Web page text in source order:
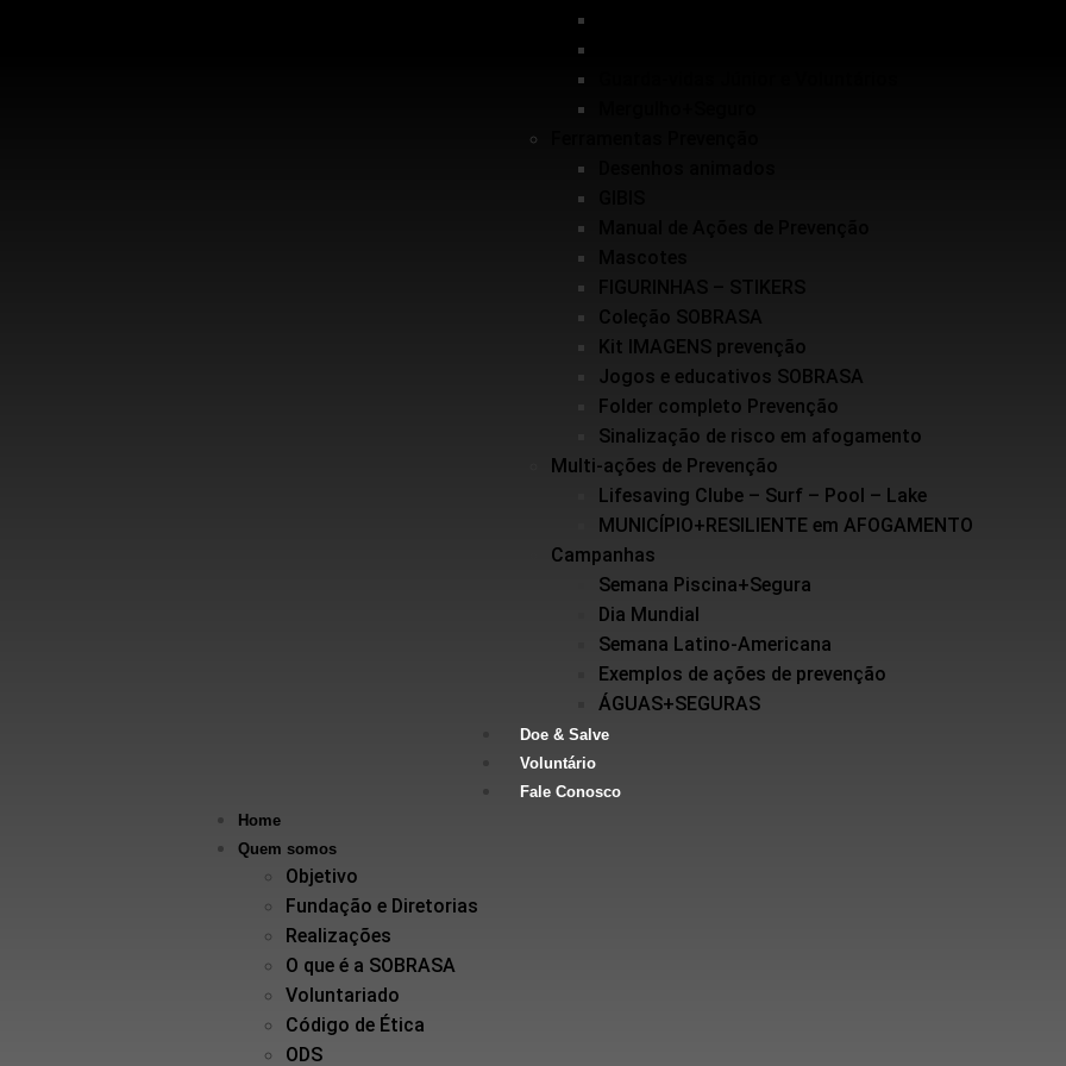
FIGURINHAS – STIKERS
Coleção SOBRASA
Kit IMAGENS prevenção
Jogos e educativos SOBRASA
Folder completo Prevenção
Sinalização de risco em afogamento
Multi-ações de Prevenção
Lifesaving Clube – Surf – Pool – Lake
MUNICÍPIO+RESILIENTE em AFOGAMENTO
Campanhas
Semana Piscina+Segura
Dia Mundial
Semana Latino-Americana
Exemplos de ações de prevenção
ÁGUAS+SEGURAS
Doe & Salve
Voluntário
Fale Conosco
Home
Quem somos
Objetivo
Fundação e Diretorias
Realizações
O que é a SOBRASA
Voluntariado
Código de Ética
ODS